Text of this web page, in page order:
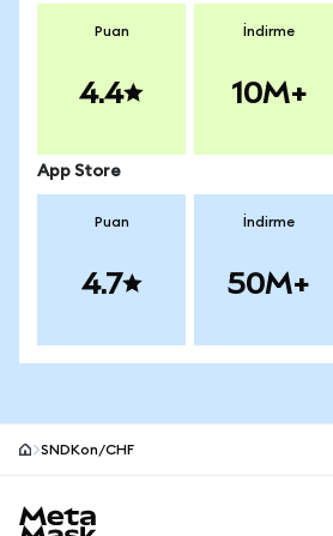
Puan
4.4
İndirme
10M+
App Store
Puan
4.7
İndirme
50M+
SNDKon/CHF